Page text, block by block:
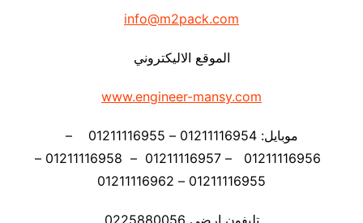
info@m2pack.com
الموقع الاليكتروني
www.engineer-mansy.com
موبايل: 01211116954 – 01211116955 –
01211116956 – 01211116957 – 01211116958 –
01211116955 – 01211116962
تليفون ارضي 0225880056